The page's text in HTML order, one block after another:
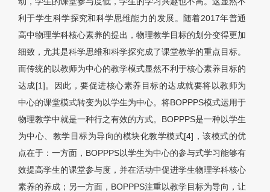
利于学生科学探究和科学思维能力的发展。随着2017年普通
高中物理学科核心素养的提出，物理教学目标的划分变得更加
细致，尤其是科学思维和科学探究成了课堂教学的重点目标。
而传统的以教师为中心的教学模式显然不利于核心素养目标的
达成[1]。因此，要促进核心素养目标的达成就要将以教师为
中心的课堂模式转变为以学生为中心。将BOPPPS模式运用于
物理教学中就是一种行之有效的方式。BOPPPS是一种以学生
为中心、教学目标为导向的模块化教学模式[4]，该模式的优
点在于：一方面，BOPPPS以学生为中心的参与式学习能够有
效提高学生的课堂参与度，并在活动中促进学生物理学科核心
素养的养成；另一方面，BOPPPS注重以教学目标为导向，让